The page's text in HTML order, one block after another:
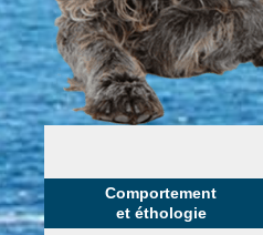
Comportement
et éthologie